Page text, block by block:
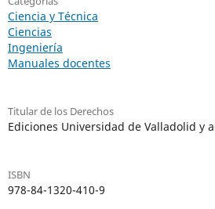
Ciencia y Técnica
Ciencias
Ingeniería
Manuales docentes
Titular de los Derechos
Ediciones Universidad de Valladolid y
ISBN
978-84-1320-410-9